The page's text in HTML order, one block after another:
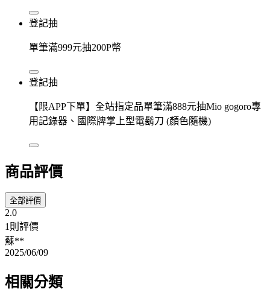
登記抽
單筆滿999元抽200P幣
登記抽
【限APP下單】全站指定品單筆滿888元抽Mio gogoro專
用記錄器、國際牌掌上型電鬍刀 (顏色隨機)
商品評價
全部評價
2.0
1則評價
蘇**
2025/06/09
相關分類